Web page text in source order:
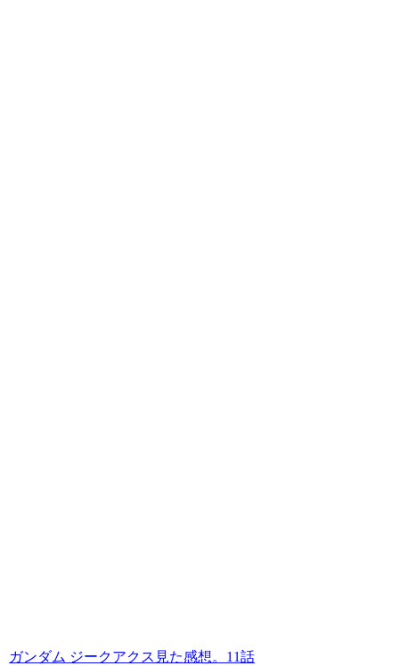
ガンダム ジークアクス見た感想。11話